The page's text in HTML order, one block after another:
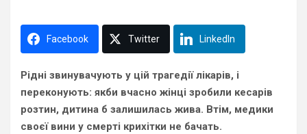
Facebook Twitter LinkedIn
Рідні звинувачують у цій трагедії лікарів, і
переконують: якби вчасно жінці зробили кесарів
розтин, дитина б залишилась жива. Втім, медики
своєї вини у смерті крихітки не бачать.